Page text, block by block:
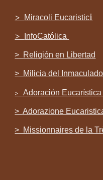
> Miracoli Eucaristici
>
InfoCatólica
> Religión en Libertad
> Milicia del
> Adoración
>Adorazione
> Missionnaires de la